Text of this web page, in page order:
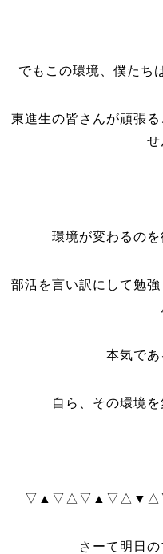
でもこの環境、僕たち
東進生の皆さんが頑張
せ
環境が変わるのを
部活を言い訳にして勉
本気であ
自ら、その環境
さーて明日